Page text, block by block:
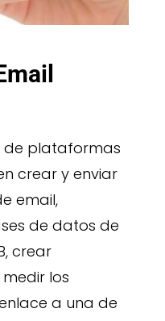
de plataformas
crear y enviar
email,
de datos de
crear
los
a una de